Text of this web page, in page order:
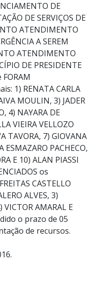
DE
DE SERVIÇOS DE
ATENDIMENTO
A SEREM
ATENDIMENTO
DE PRESIDENTE
1) RENATA CARLA
MOULIN, 3) JADER
4) NAYARA DE
VIEIRA VELLOZO
TAVORA, 7) GIOVANA
ESMAZARO PACHECO,
E 10) ALAN PIASSI
os
CASTELLO
ALVES, 3)
VICTOR AMARAL E
o prazo de 05
de recursos.